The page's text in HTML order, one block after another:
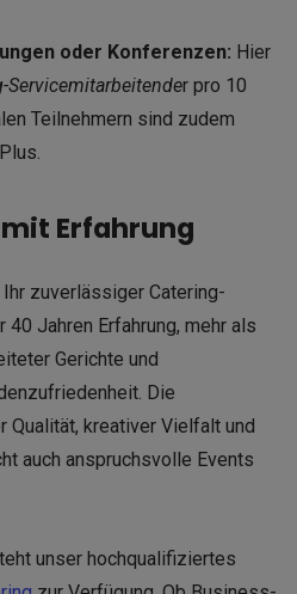
oder Konferenzen: Hier
Servicemitarbeitender pro 10
Teilnehmern sind zudem
Erfahrung
zuverlässiger Catering-
Jahren Erfahrung, mehr als
Gerichte und
Die
Qualität, kreativer Vielfalt und
auch anspruchsvolle Events
unser hochqualifiziertes